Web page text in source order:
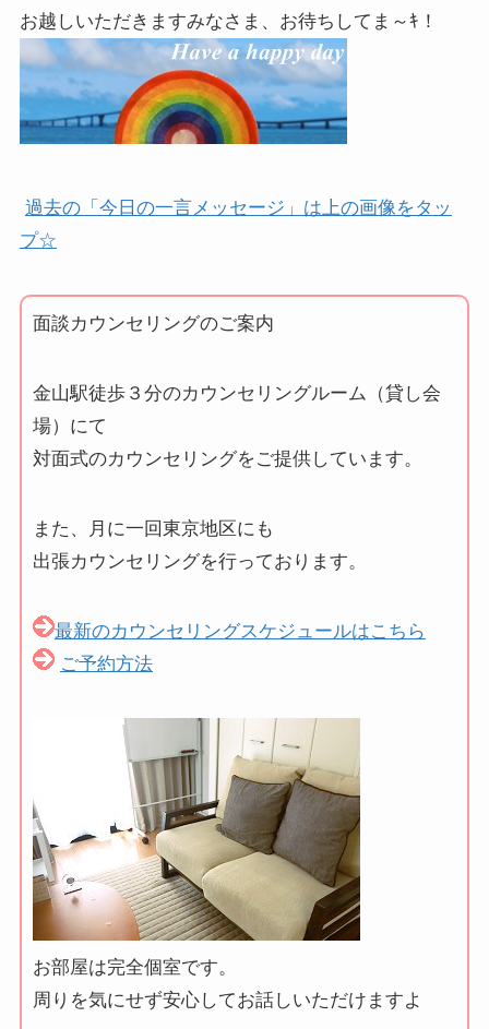
お越しいただきますみなさま、お待ちしてま～ｷ！
過去の「今日の一言メッセージ」は上の画像をタッ
プ☆
面談カウンセリングのご案内
金山駅徒歩３分のカウンセリングルーム（貸し会
場）にて
対面式のカウンセリングをご提供しています。
また、月に一回東京地区にも
出張カウンセリングを行っております。
最新のカウンセリングスケジュールはこちら
ご予約方法
お部屋は完全個室です。
周りを気にせず安心してお話しいただけますよ